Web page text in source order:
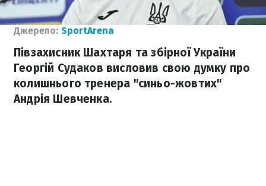
Джерело: SportArena
Півзахисник Шахтаря та збірної України
Георгій Судаков висловив свою думку про
колишнього тренера "синьо-жовтих"
Андрія Шевченка.